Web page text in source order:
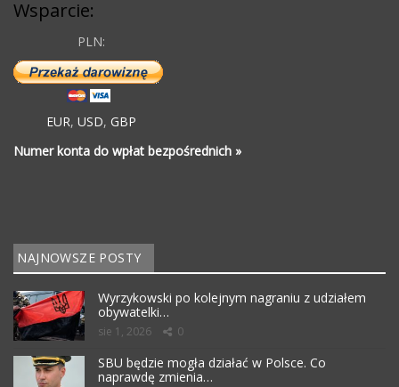
Wsparcie:
PLN:
EUR, USD, GBP
Numer konta do wpłat bezpośrednich »
NAJNOWSZE POSTY
Wyrzykowski po kolejnym nagraniu z udziałem
obywatelki…
sie 1, 2026 0
SBU będzie mogła działać w Polsce. Co
naprawdę zmienia…